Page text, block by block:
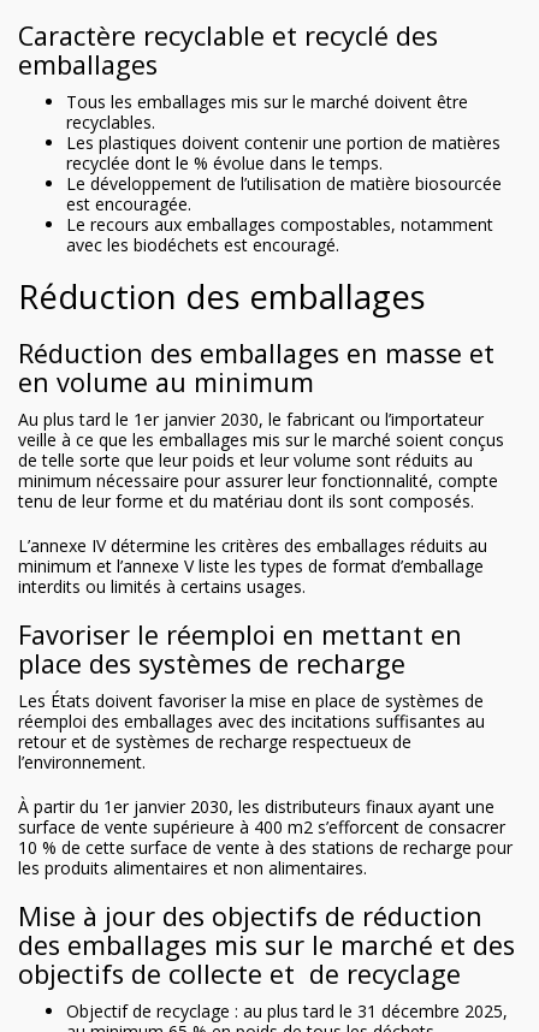
Caractère recyclable et recyclé des
emballages
Tous les emballages mis sur le marché doivent être
recyclables.
Les plastiques doivent contenir une portion de matières
recyclée dont le % évolue dans le temps.
Le développement de l’utilisation de matière biosourcée
est encouragée.
Le recours aux emballages compostables, notamment
avec les biodéchets est encouragé.
Réduction des emballages
Réduction des emballages en masse et
en volume au minimum
Au plus tard le 1er janvier 2030, le fabricant ou l’importateur
veille à ce que les emballages mis sur le marché soient conçus
de telle sorte que leur poids et leur volume sont réduits au
minimum nécessaire pour assurer leur fonctionnalité, compte
tenu de leur forme et du matériau dont ils sont composés.
L’annexe IV détermine les critères des emballages réduits au
minimum et l’annexe V liste les types de format d’emballage
interdits ou limités à certains usages.
Favoriser le réemploi en mettant en
place des systèmes de recharge
Les États doivent favoriser la mise en place de systèmes de
réemploi des emballages avec des incitations suffisantes au
retour et de systèmes de recharge respectueux de
l’environnement.
À partir du 1er janvier 2030, les distributeurs finaux ayant une
surface de vente supérieure à 400 m2 s’efforcent de consacrer
10 % de cette surface de vente à des stations de recharge pour
les produits alimentaires et non alimentaires.
Mise à jour des objectifs de réduction
des emballages mis sur le marché et des
objectifs de collecte et de recyclage
Objectif de recyclage : au plus tard le 31 décembre 2025,